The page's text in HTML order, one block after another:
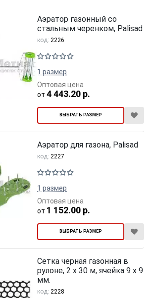
Аэратор газонный со
стальным черенком, Palisad
код: 2226
1 размер
ВЫБРАТЬ РАЗМЕР
от 4 443.20 р.
Оптовая цена
Аэратор для газона, Palisad
код: 2227
1 размер
ВЫБРАТЬ РАЗМЕР
от 1 152.00 р.
Оптовая цена
Сетка черная газонная в
рулоне, 2 х 30 м, ячейка 9 х 9
мм.
код: 2228